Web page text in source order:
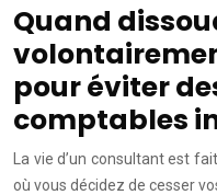
Quand
pour éviter
comptables
La vie d’un consultant est
où vous décidez de cesser